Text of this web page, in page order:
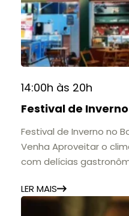
histórias e marcos que
contribuição para a
formação de gerações.
📍 Casarão Julius Arp
📅 Até 30 de setembro
11h às 17h
🎟️ Entrada gratuita.
14:00h às 20h
Festival de
Festival de Inverno no
Venha Aproveitar o
com delícias
LER MAIS